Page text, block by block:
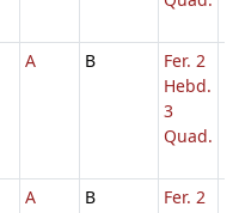
A B
Fer. 2
Hebd.
3
Quad.
A B
Fer. 2